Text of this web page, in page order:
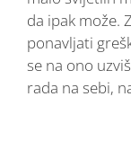
da ipak može.
ponavljati
se na ono
rada na sebi,